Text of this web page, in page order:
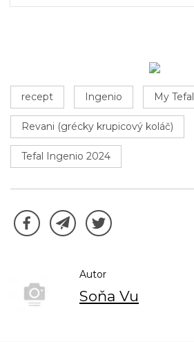
recept Ingenio My Tefal
Revani (grécky krupicový koláč)
Tefal Ingenio 2024
Autor
Soňa Vu